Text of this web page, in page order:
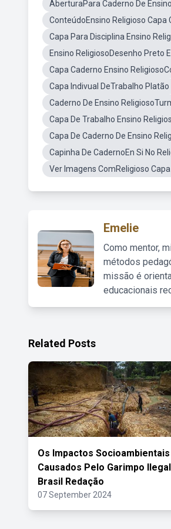
AberturaPara Caderno De
ConteúdoEnsino Religioso Capa
Capa Para Disciplina Ensino
Ensino ReligiosoDesenho Preto
Capa Caderno Ensino
Capa Indivual DeTrabalho Platão
Caderno De Ensino
Capa De Trabalho Ensino
Capa De Caderno De Ensino
Capinha De CadernoEn Si No
Ver Imagens ComReligioso
Emelie
Como mentor,
métodos
missão é
educacionais
Related Posts
Os Impactos Socioambientais
Causados Pelo Garimpo
Brasil Redação
07 September 2024